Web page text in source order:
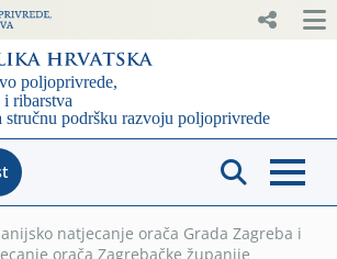
natjecanje orača Grada Zagreba i
orača Zagrebačke županije